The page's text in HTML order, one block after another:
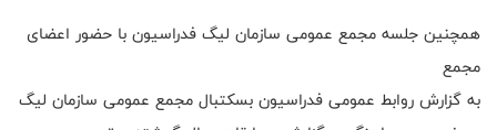
همچنین جلسه مجمع عمومی سازمان لیگ فدراسیون با حضور اعضای
مجمع
به گزارش روابط عمومی فدراسیون بسکتبال مجمع عمومی سازمان لیگ